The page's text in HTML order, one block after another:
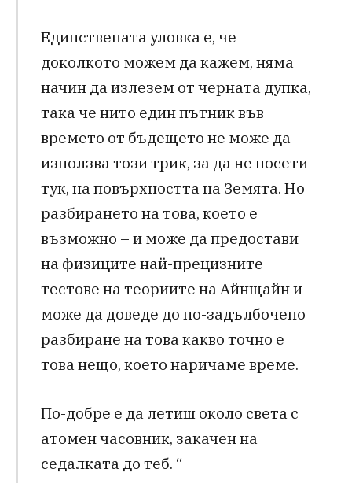
Единствената уловка е, че
доколкото можем да кажем, няма
начин да излезем от черната дупка,
така че нито един пътник във
времето от бъдещето не може да
използва този трик, за да не посети
тук, на повърхността на Земята. Но
разбирането на това, което е
възможно – и може да предостави
на физиците най-прецизните
тестове на теориите на Айнщайн и
може да доведе до по-задълбочено
разбиране на това какво точно е
това нещо, което наричаме време.
По-добре е да летиш около света с
атомен часовник, закачен на
седалката до теб. “